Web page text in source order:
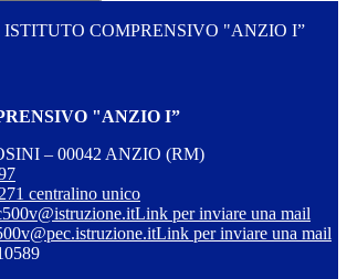
ISTITUTO COMPRENSIVO "ANZIO I”
"ANZIO I”
– 00042 ANZIO (RM)
centralino unico
Link per inviare una mail
Link per inviare una mail